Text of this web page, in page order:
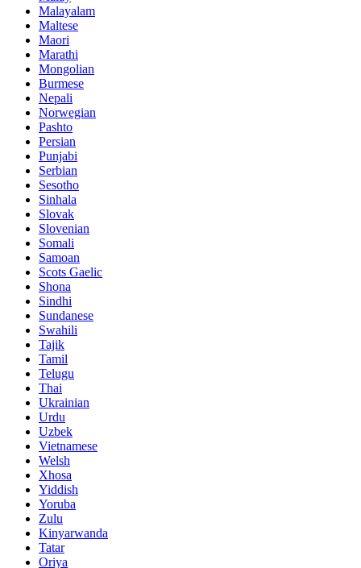
Malayalam
Maltese
Maori
Marathi
Mongolian
Burmese
Nepali
Norwegian
Pashto
Persian
Punjabi
Serbian
Sesotho
Sinhala
Slovak
Slovenian
Somali
Samoan
Scots Gaelic
Shona
Sindhi
Sundanese
Swahili
Tajik
Tamil
Telugu
Thai
Ukrainian
Urdu
Uzbek
Vietnamese
Welsh
Xhosa
Yiddish
Yoruba
Zulu
Kinyarwanda
Tatar
Oriya